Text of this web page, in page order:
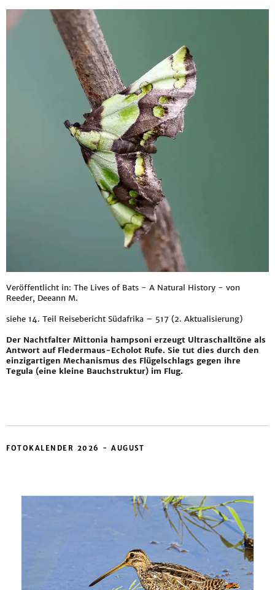
Veröffentlicht in: The Lives of Bats - A Natural History - von
Reeder, Deeann M.
siehe 14. Teil Reisebericht Südafrika – 517 (2. Aktualisierung)
Der Nachtfalter Mittonia hampsoni erzeugt Ultraschalltöne als
Antwort auf Fledermaus-Echolot Rufe. Sie tut dies durch den
einzigartigen Mechanismus des Flügelschlags gegen ihre
Tegula (eine kleine Bauchstruktur) im Flug.
FOTOKALENDER 2026 - AUGUST